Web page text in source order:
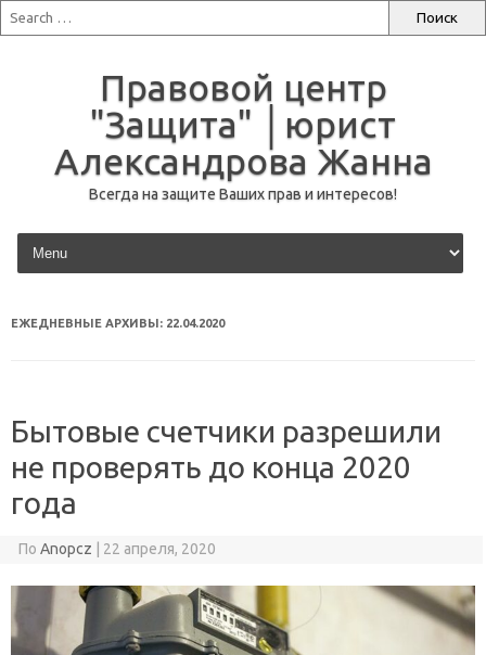
Правовой центр
"Защита" │юрист
Александрова Жанна
Всегда на защите Ваших прав и интересов!
перейти к содержанию
ЕЖЕДНЕВНЫЕ АРХИВЫ: 22.04.2020
Бытовые счетчики разрешили
не проверять до конца 2020
года
По Anopcz 22 апреля, 2020